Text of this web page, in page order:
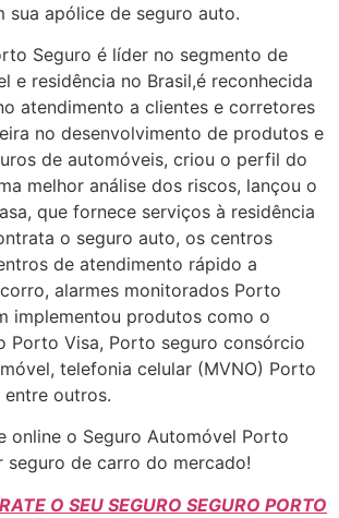
sua apólice de seguro auto.
Seguro é líder no segmento de
e residência no Brasil,é reconhecida
atendimento a clientes e corretores
no desenvolvimento de produtos e
de automóveis, criou o perfil do
melhor análise dos riscos, lançou o
que fornece serviços à residência
o seguro auto, os centros
de atendimento rápido a
alarmes monitorados Porto
implementou produtos como o
Porto Visa, Porto seguro consórcio
telefonia celular (MVNO) Porto
entre outros.
online o Seguro Automóvel Porto
seguro de carro do mercado!
O SEU SEGURO SEGURO PORTO